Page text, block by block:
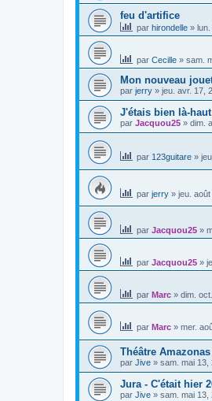
feu d'artifice
par hirondelle »
par Cecille » sam.
Mon nouveau
par jerry » jeu. avr. 17,
J'étais bien là-haut
par Jacquou25 » dim.
par 123guitare »
par jerry » jeu.
par Jacquou25 »
par Jacquou25 »
par Marc » dim.
par Marc » mer.
Théâtre
par Jive » sam. mai 13,
Jura - C'était hier
par Jive » sam. mai 13,